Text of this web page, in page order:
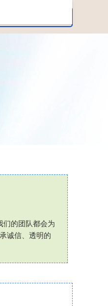
们的团队都会为
诚信、透明的